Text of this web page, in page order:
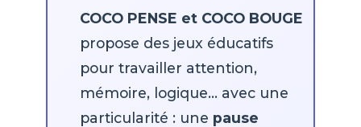
COCO PENSE et COCO BOUGE
propose des jeux éducatifs
pour travailler attention,
mémoire, logique… avec une
particularité : une pause